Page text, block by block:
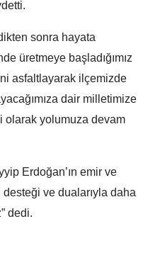
sonra hayata
üretmeye başladığımız
asfaltlayarak ilçemizde
dair milletimize
olarak yolumuza devam
Erdoğan’ın emir ve
ve dualarıyla daha
dedi.